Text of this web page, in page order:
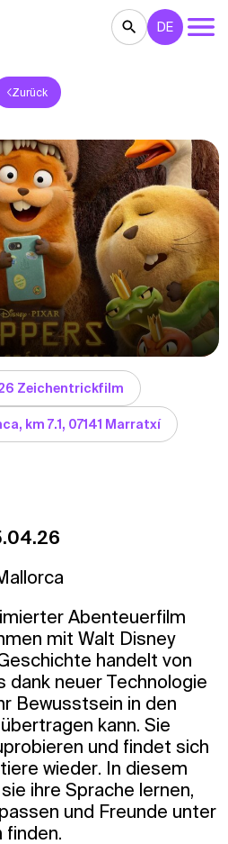
THEATER
MÄRKTE PARTEIEN
BB NOTE
DE
Zurück
Zeichentrickfilm
km 7.1, 07141 Marratxí
Abenteuerfilm
mit Walt Disney
handelt von
dank neuer Technologie
Bewusstsein in den
kann. Sie
und findet sich
wieder. In diesem
ihre Sprache lernen,
und Freunde unter
finden.